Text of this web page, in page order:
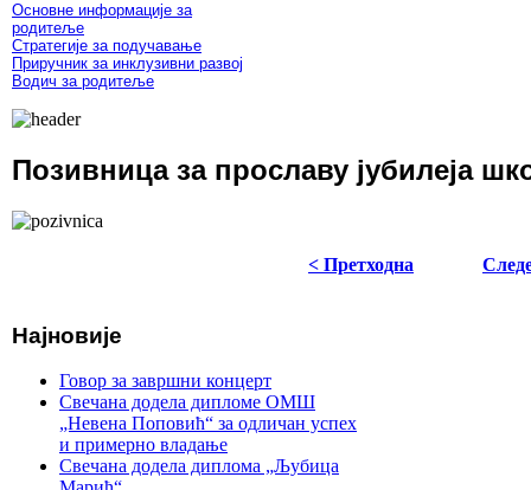
Основне информације за
родитеље
Стратегије за подучавање
Приручник за инклузивни развој
Водич за родитеље
Позивница за прославу јубилеја
< Претходна
Најновије
Говор за завршни концерт
Свечана додела дипломе ОМШ
„Невена Поповић“ за одличан успех
и примерно владање
Свечана додела диплома „Љубица